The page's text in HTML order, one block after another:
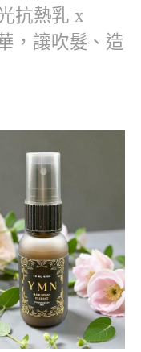
抗熱乳 x
，讓吹髮、造